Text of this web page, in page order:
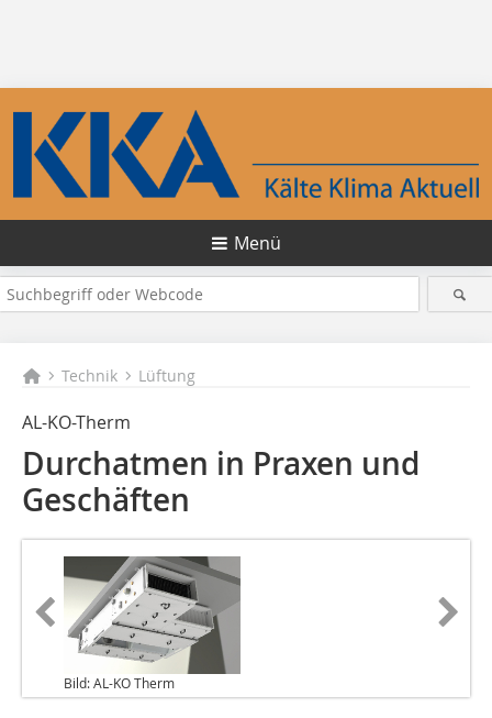
Menü
Technik Lüftung
AL-KO-Therm
Durchatmen in Praxen und
Geschäften
Bild: AL-KO Therm